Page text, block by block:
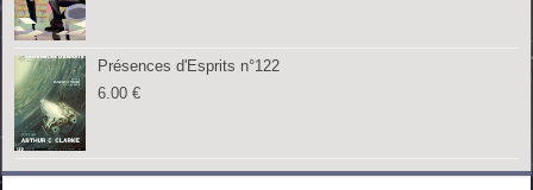
Présences d'Esprits n°122
6.00€